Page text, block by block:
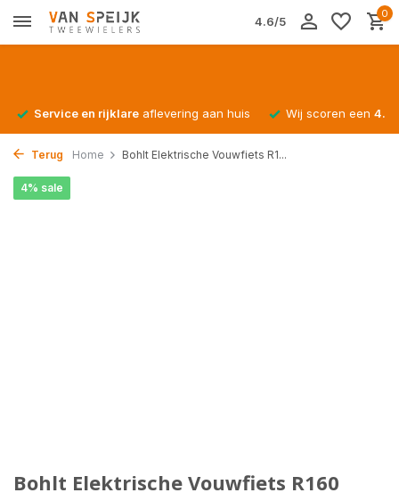
4.6/5
0
Service en rijklare aflevering aan huis Wij scoren een
Terug Home Bohlt Elektrische Vouwfiets R1...
Bohlt Elektrische Vouwfiets R160
4% sale